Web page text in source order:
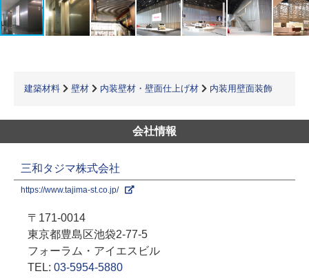
建築材料 壁材 内装壁材・壁面仕上げ材 内装用壁面装飾
会社情報
三和タジマ株式会社
https://www.tajima-st.co.jp/
〒171-0014
東京都豊島区池袋2-77-5
フォーラム・アイエスビル
TEL: 03-5954-5880